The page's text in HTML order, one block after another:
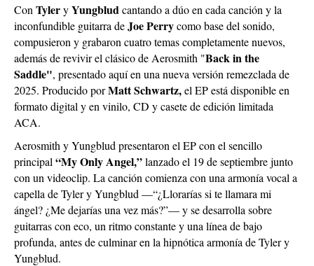
Con TyleryYungbludcantando a dúo en cada canción y la
inconfundible guitarra deJoe Perrycomo base del sonido,
compusieron y grabaron cuatro temas completamente nuevos,
además de revivir el clásico de Aerosmith "Back in the
Saddle", presentado aquí en una nueva versión remezclada de
2025. Producido porMatt Schwartz,el EP está disponible en
formato digital y en vinilo, CD y casete de edición limitada
ACA.
Aerosmith y Yungblud presentaron el EP con el sencillo
principal “My Only Angel,”lanzado el 19 de septiembre junto
con un videoclip. La canción comienza con una armonía vocal a
capella de Tyler y Yungblud —“¿Llorarías si te llamara mi
ángel? ¿Me dejarías una vez más?”— y se desarrolla sobre
guitarras con eco, un ritmo constante y una línea de bajo
profunda, antes de culminar en la hipnótica armonía de Tyler y
Yungblud.